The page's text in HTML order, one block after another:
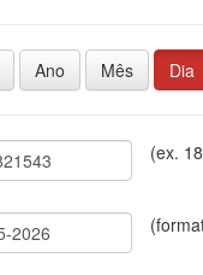
Ano Mês Dia
(ex.